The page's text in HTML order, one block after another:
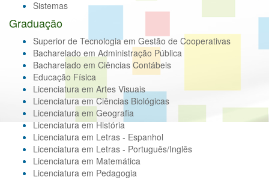
Sistemas
Graduação
Superior de Tecnologia em Gestão de Cooperativas
Bacharelado em Administração Pública
Bacharelado em Ciências Contábeis
Educação Física
Licenciatura em Artes Visuais
Licenciatura em Ciências Biológicas
Licenciatura em Geografia
Licenciatura em História
Licenciatura em Letras - Espanhol
Licenciatura em Letras - Português/Inglês
Licenciatura em Matemática
Licenciatura em Pedagogia